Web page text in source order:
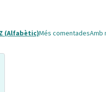
(Alfabètic)Més comentadesAmb